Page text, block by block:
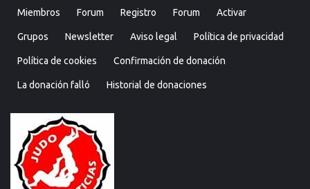
Miembros Forum Registro Forum Activar
Grupos Newsletter Aviso legal Política de privacidad
Política de cookies Confirmación de donación
La donación falló Historial de donaciones